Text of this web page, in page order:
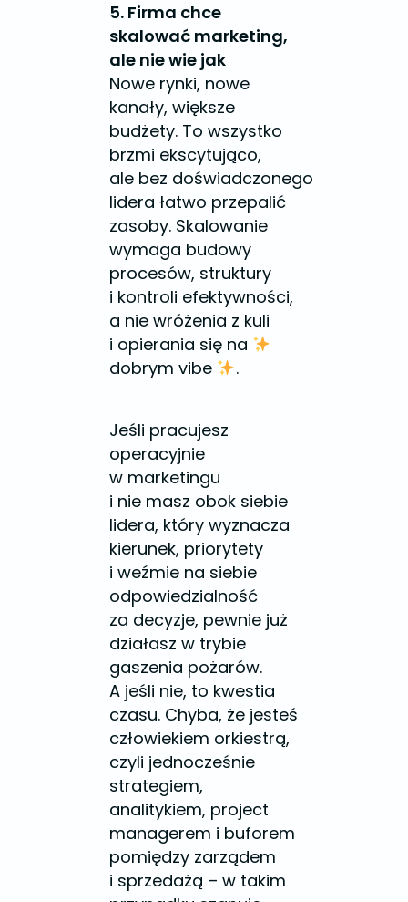
5. Firma chce
skalować marketing,
ale nie wie jak
Nowe rynki, nowe
kanały, większe
budżety. To wszystko
brzmi ekscytująco,
ale bez doświadczonego
lidera łatwo przepalić
zasoby. Skalowanie
wymaga budowy
procesów, struktury
i kontroli efektywności,
a nie wróżenia z kuli
i opierania się na
dobrym vibe
.
Jeśli pracujesz
operacyjnie
w marketingu
i nie masz obok siebie
lidera, który wyznacza
kierunek, priorytety
i weźmie na siebie
odpowiedzialność
za decyzje, pewnie już
działasz w trybie
gaszenia pożarów.
A jeśli nie, to kwestia
czasu. Chyba, że jesteś
człowiekiem orkiestrą,
czyli jednocześnie
strategiem,
analitykiem, project
managerem i buforem
pomiędzy zarządem
i sprzedażą – w takim